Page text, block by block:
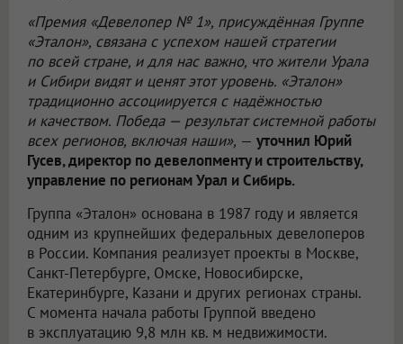
«Премия «Девелопер № 1», присуждённая Группе
«Эталон», связана с успехом нашей стратегии
по всей стране, и для нас важно, что жители Урала
и Сибири видят и ценят этот уровень. «Эталон»
традиционно ассоциируется с надёжностью
и качеством. Победа — результат системной работы
всех регионов, включая наши», — уточнил Юрий
Гусев, директор по девелопменту и строительству,
управление по регионам Урал и Сибирь.
Группа «Эталон» основана в 1987 году и является
одним из крупнейших федеральных девелоперов
в России. Компания реализует проекты в Москве,
Санкт-Петербурге, Омске, Новосибирске,
Екатеринбурге, Казани и других регионах страны.
С момента начала работы Группой введено
в эксплуатацию 9,8 млн кв. м недвижимости.